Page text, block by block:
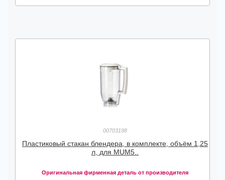
00703198
Пластиковый стакан блендера, в комплекте, объём 1,25
л, для MUM5..
Оригинальная фирменная деталь от производителя